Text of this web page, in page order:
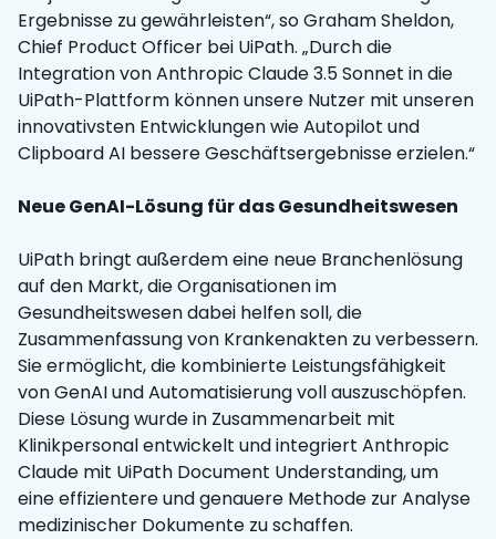
Ergebnisse zu gewährleisten“, so Graham Sheldon,
Chief Product Officer bei UiPath. „Durch die
Integration von Anthropic Claude 3.5 Sonnet in die
UiPath-Plattform können unsere Nutzer mit unseren
innovativsten Entwicklungen wie Autopilot und
Clipboard AI bessere Geschäftsergebnisse erzielen.“
Neue GenAI-Lösung für das Gesundheitswesen
UiPath bringt außerdem eine neue Branchenlösung
auf den Markt, die Organisationen im
Gesundheitswesen dabei helfen soll, die
Zusammenfassung von Krankenakten zu verbessern.
Sie ermöglicht, die kombinierte Leistungsfähigkeit
von GenAI und Automatisierung voll auszuschöpfen.
Diese Lösung wurde in Zusammenarbeit mit
Klinikpersonal entwickelt und integriert Anthropic
Claude mit UiPath Document Understanding, um
eine effizientere und genauere Methode zur Analyse
medizinischer Dokumente zu schaffen.